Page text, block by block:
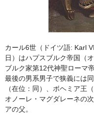
カール6世（ドイツ語: Karl
日）はハプスブルク帝国（
ブルク家第12代神聖ローマ
最後の男系男子で狭義には
（在位：同）、ボヘミア王
オノーレ・マグダレーネの
アの父。